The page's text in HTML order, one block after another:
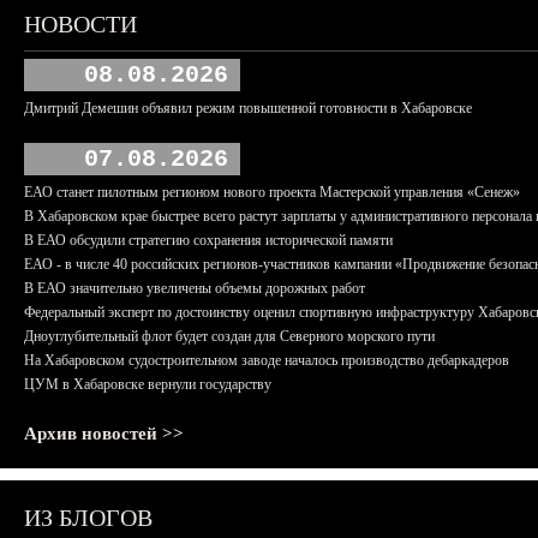
НОВОСТИ
08.08.2026
Дмитрий Демешин объявил режим повышенной готовности в Хабаровске
07.08.2026
ЕАО станет пилотным регионом нового проекта Мастерской управления «Сенеж»
В Хабаровском крае быстрее всего растут зарплаты у административного персонала
В ЕАО обсудили стратегию сохранения исторической памяти
ЕАО - в числе 40 российских регионов-участников кампании «Продвижение
В ЕАО значительно увеличены объемы дорожных работ
Федеральный эксперт по достоинству оценил спортивную инфраструктуру
Дноуглубительный флот будет создан для Северного морского пути
На Хабаровском судостроительном заводе началось производство дебаркадеров
ЦУМ в Хабаровске вернули государству
Архив новостей >>
ИЗ БЛОГОВ